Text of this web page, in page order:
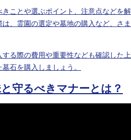
ことや選ぶポイント、注意点などを解
、霊園の選定や墓地の購入など、さま
る際の費用や重要性なども確認した上
石を購入しましょう。
守るべきマナーとは？